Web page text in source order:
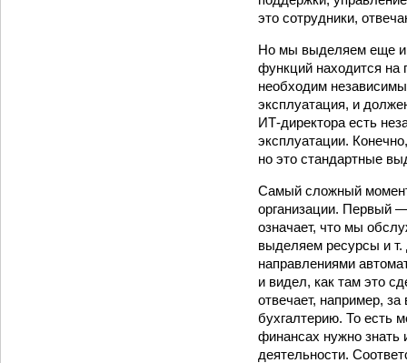
это сотрудники,
Но мы выделяем еще и
функций находится на
необходим
эксплуатация, и
ИТ-директора есть
эксплуатации.
но это стандартные
Самый сложный
организации. Первый
означает, что мы
выделяем ресурсы и т.
направлениями
и видел, как там это
отвечает, например,
бухгалтерию. То есть
финансах нужно знать
деятельности.